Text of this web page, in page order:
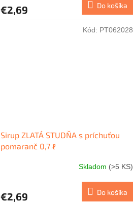
€2,69 Do košíka
Sirup ZLATÁ STUDŇA s príchuťou
pomaranč 0,7 ℓ
Skladom (>5 KS)
€2,69 Do košíka
Kód: PT062028